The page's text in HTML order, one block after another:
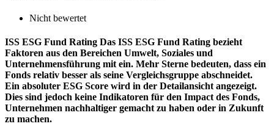
Nicht bewertet
ISS ESG Fund Rating Das ISS ESG Fund Rating bezieht
Faktoren aus den Bereichen Umwelt, Soziales und
Unternehmensführung mit ein. Mehr Sterne bedeuten, dass ein
Fonds relativ besser als seine Vergleichsgruppe abschneidet.
Ein absoluter ESG Score wird in der Detailansicht angezeigt.
Dies sind jedoch keine Indikatoren für den Impact des Fonds,
Unternehmen nachhaltiger gemacht zu haben oder in Zukunft
zu machen.